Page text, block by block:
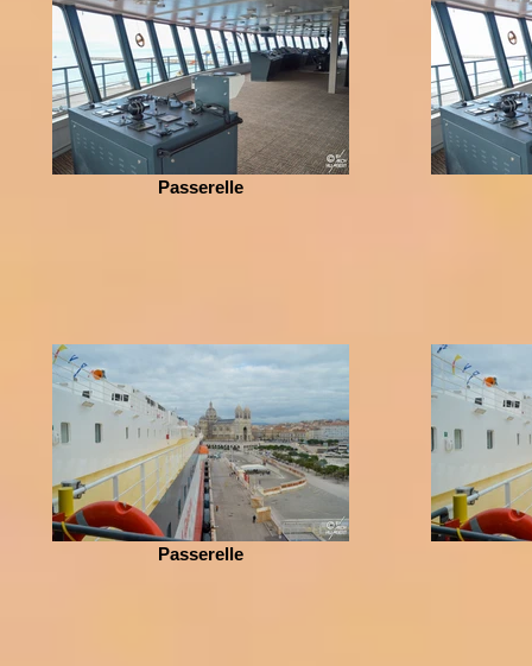
Passerelle
Passerelle